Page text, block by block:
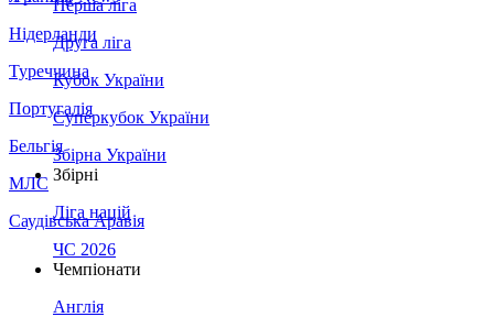
Нідерланди
Туреччина
Португалія
Бельгія
МЛС
Саудівська Аравія
Перша ліга
Друга ліга
Кубок України
Суперкубок України
Збірна України
Збірні
Ліга націй
ЧС 2026
Чемпіонати
Англія